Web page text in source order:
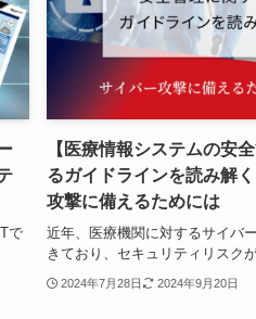
で
【医療情報システムの安
るガイドラインを読み解
攻撃に備えるためには
近年、医療機関に対するサイバ
きており、セキュリティリスクが
2024年7月28日 2024年9月20日